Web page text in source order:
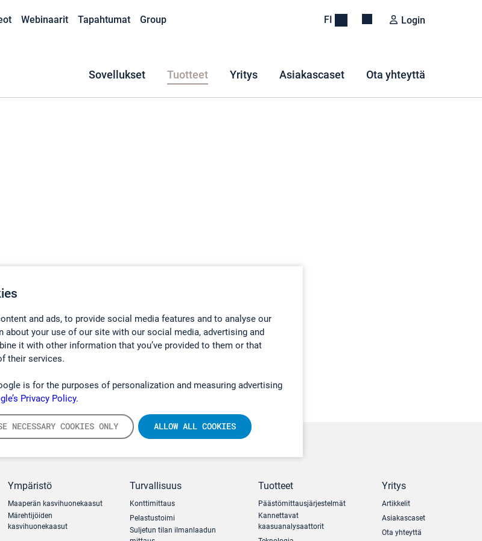
and ads, to provide social media features and to analyse our
about your use of our site with our social media, advertising and
it with other information that you’ve provided to them or that
their services.
is for the purposes of personalization and measuring advertising
Privacy Policy.
NECESSARY COOKIES ONLY ALLOW ALL COOKIES
Webinaarit Tapahtumat Group FI Login
Sovellukset Tuotteet Yritys Asiakascaset Ota yhteyttä
Ympäristö
Maaperän kasvihuonekaasut
Märehtijöiden
kasvihuonekaasut
Turvallisuus
Konttimittaus
Pelastustoimi
Suljetun tilan ilmanlaadun
Tuotteet
Päästömittausjärjestelmät
Kannettavat
kaasuanalysaattorit
Yritys
Artikkelit
Asiakascaset
Ota yhteyttä